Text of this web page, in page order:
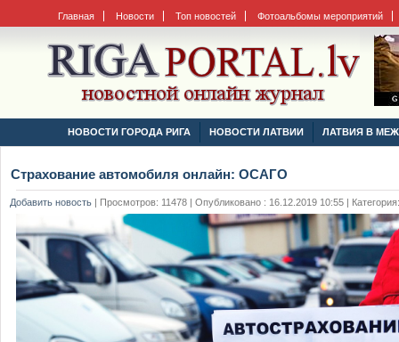
Главная Новости Топ новостей Фотоальбомы мероприятий
НОВОСТИ ГОРОДА РИГА НОВОСТИ ЛАТВИИ ЛАТВИЯ В
Страхование автомобиля онлайн: ОСАГО
Добавить новость | Просмотров: 11478 | Опубликовано : 16.12.2019 10:55 | Категория: